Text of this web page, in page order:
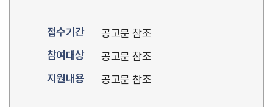
접수기간
공고문 참조
참여대상
공고문 참조
지원내용
공고문 참조